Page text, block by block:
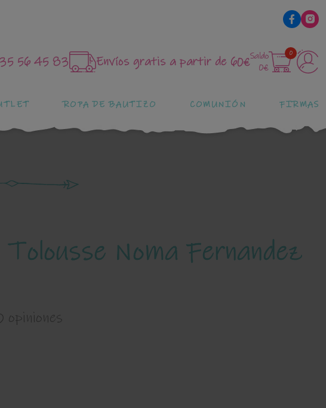
56 45 83 Envíos gratis a partir de 60€Saldo
0€
0
ROPA DE BAUTIZO COMUNIÓN FIRMAS
Noma Fernandez
opiniones